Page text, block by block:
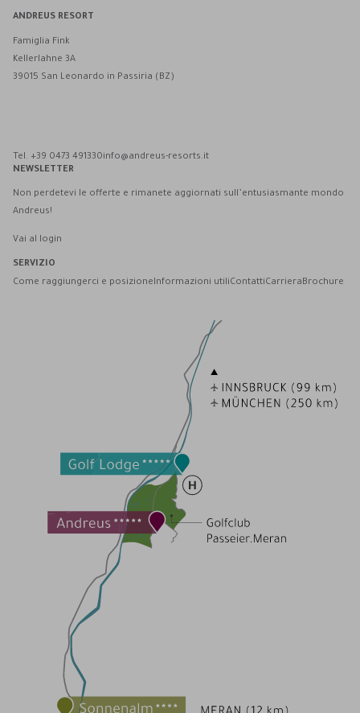
ANDREUS RESORT
Famiglia Fink
Kellerlahne 3A
39015 San Leonardo in Passiria (BZ)
Tel. +39 0473 491330info@andreus-resorts.it
NEWSLETTER
Non perdetevi le offerte e rimanete aggiornati sull’entusiasmante mondo
Andreus!
Vai al login
SERVIZIO
Come raggiungerci e posizioneInformazioni utiliContattiCarrieraBrochure